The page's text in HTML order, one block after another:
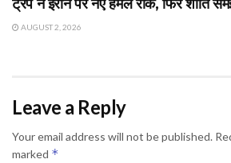
ट्रंप ने ईरान पर नए हमले रोके, फिर शांति
AUGUST 2, 2026
Leave a Reply
Your email address will not be published.
marked *